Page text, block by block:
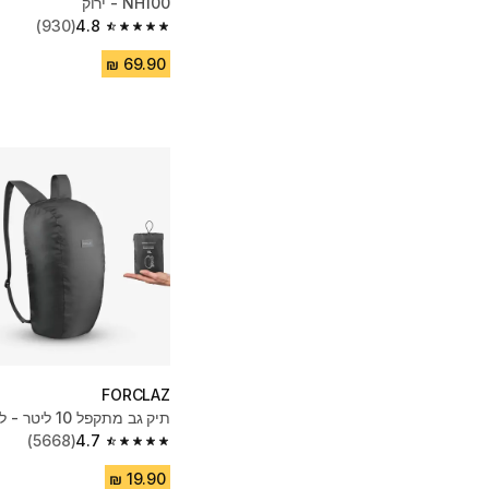
4.8
4.8 out of 5 stars from 930 reviews
(930)
FORCLAZ
תיק גב מתקפל 10 ליטר - לטיולים
4.7
4.7 out of 5 stars from 5668 reviews
(5668)